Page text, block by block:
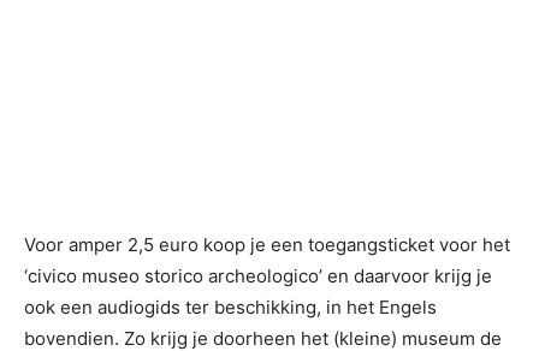
Voor amper 2,5 euro koop je een toegangsticket voor het
‘civico museo storico archeologico’ en daarvoor krijg je
ook een audiogids ter beschikking, in het Engels
bovendien. Zo krijg je doorheen het (kleine) museum de